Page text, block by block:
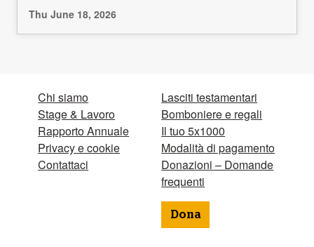
Thu June 18, 2026
Chi siamo
Stage & Lavoro
Rapporto Annuale
Privacy e cookie
Contattaci
Lasciti testamentari
Bomboniere e regali
Il tuo 5x1000
Modalità di pagamento
Donazioni – Domande
frequenti
Dona